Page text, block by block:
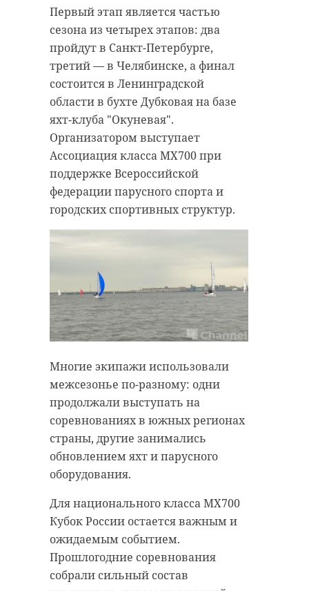
Первый этап является частью
сезона из четырех этапов: два
пройдут в Санкт-Петербурге,
третий — в Челябинске, а финал
состоится в Ленинградской
области в бухте Дубковая на базе
яхт-клуба "Окуневая".
Организатором выступает
Ассоциация класса MX700 при
поддержке Всероссийской
федерации парусного спорта и
городских спортивных структур.
Многие экипажи использовали
межсезонье по-разному: одни
продолжали выступать на
соревнованиях в южных регионах
страны, другие занимались
обновлением яхт и парусного
оборудования.
Для национального класса MX700
Кубок России остается важным и
ожидаемым событием.
Прошлогодние соревнования
собрали сильный состав
близким воина выразили в
сообществе «Бокситогорский
район #Мывместе» ВКонтакте.
Церемония прощания с Николаем
Павленко состоится 16 мая в 10:00
в Храме Покрова Пресвятой
Богородицы в Бокситогорске.
Бойца похоронят на местном
гражданском кладбище.
217193984_831
бокситогорск
педагогическими кейсами.
Главная задача таких встреч —
создание среды, в которой каждый
ребенок, независимо от
особенностей развития, сможет
успешно социализироваться и
раскрыть свои способности,
отметили в пятницу, 15 мая, в
Комитете общего и
профессионального образования
Ленинградской области.
Фото:
тихвин семинар
Поделиться статьей: